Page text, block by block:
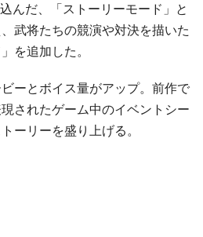
んだ、「ストーリーモード」と
武将たちの競演や対決を描いた
を追加した。
ーとボイス量がアップ。前作で
されたゲーム中のイベントシー
ーリーを盛り上げる。